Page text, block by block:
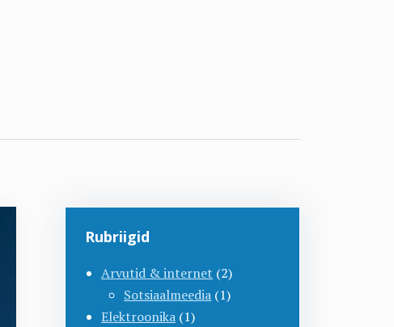
Rubriigid
Arvutid & internet (2)
Sotsiaalmeedia (1)
Elektroonika (1)